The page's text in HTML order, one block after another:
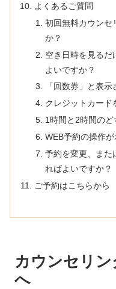
よくあるご質問
初回無料カウンセ
か？
空き日時を見るだ
よいですか？
「回数券」と表
クレジットカード
1時間と2時間の
WEB予約の操作
予約を変更、また
ればよいですか？
ご予約はこちらから
カウンセリ
へ